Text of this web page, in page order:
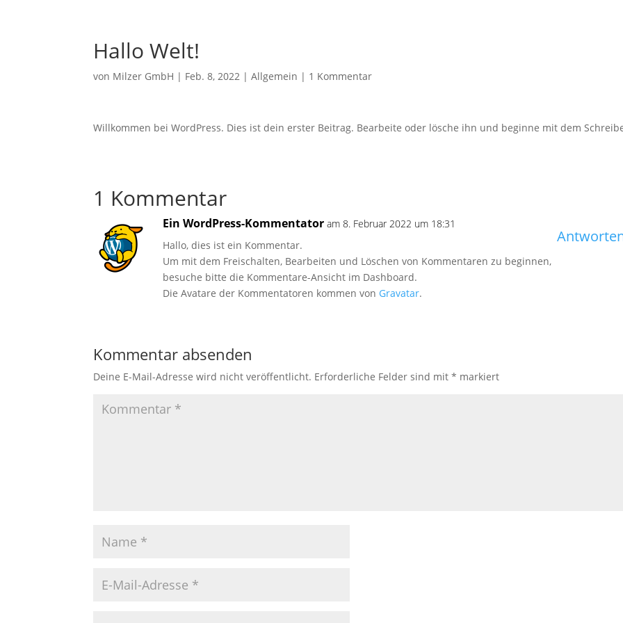
Hallo Welt!
von Milzer GmbH | Feb. 8, 2022 |Allgemein | 1 Kommentar
Willkommen bei WordPress. Dies ist dein erster Beitrag. Bearbeite oder lösche ihn und beginne mit dem
1 Kommentar
Ein WordPress-Kommentator am 8. Februar 2022 um 18:31
Hallo, dies ist ein Kommentar.
Um mit dem Freischalten, Bearbeiten und Löschen von Kommentaren zu beginnen,
besuche bitte die Kommentare-Ansicht im Dashboard.
Die Avatare der Kommentatoren kommen von Gravatar.
Kommentar absenden
Deine E-Mail-Adresse wird nicht veröffentlicht. Erforderliche Felder sind mit* markiert